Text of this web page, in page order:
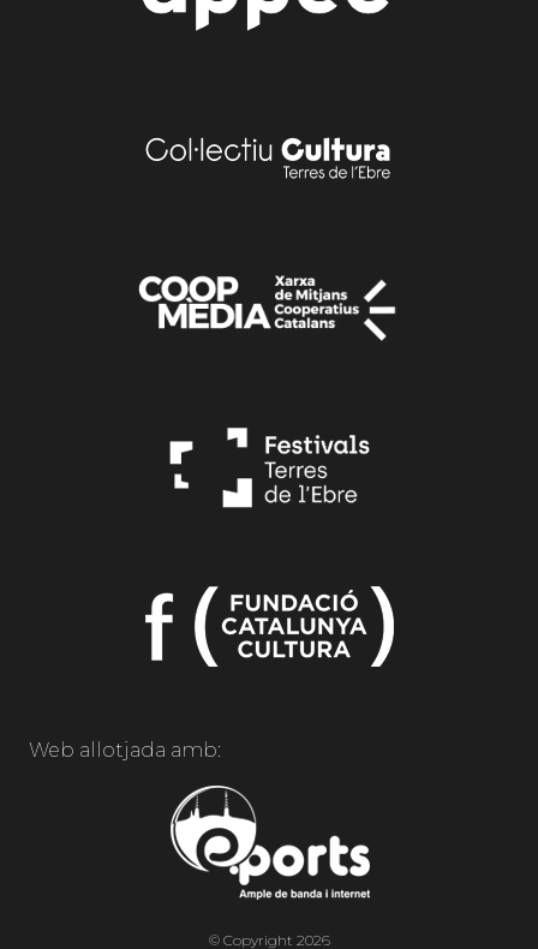
Web allotjada amb:
© Copyright 2026